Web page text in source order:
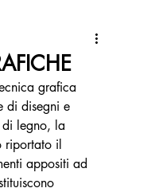
grafica
di disegni e
legno, la
il
appositi ad